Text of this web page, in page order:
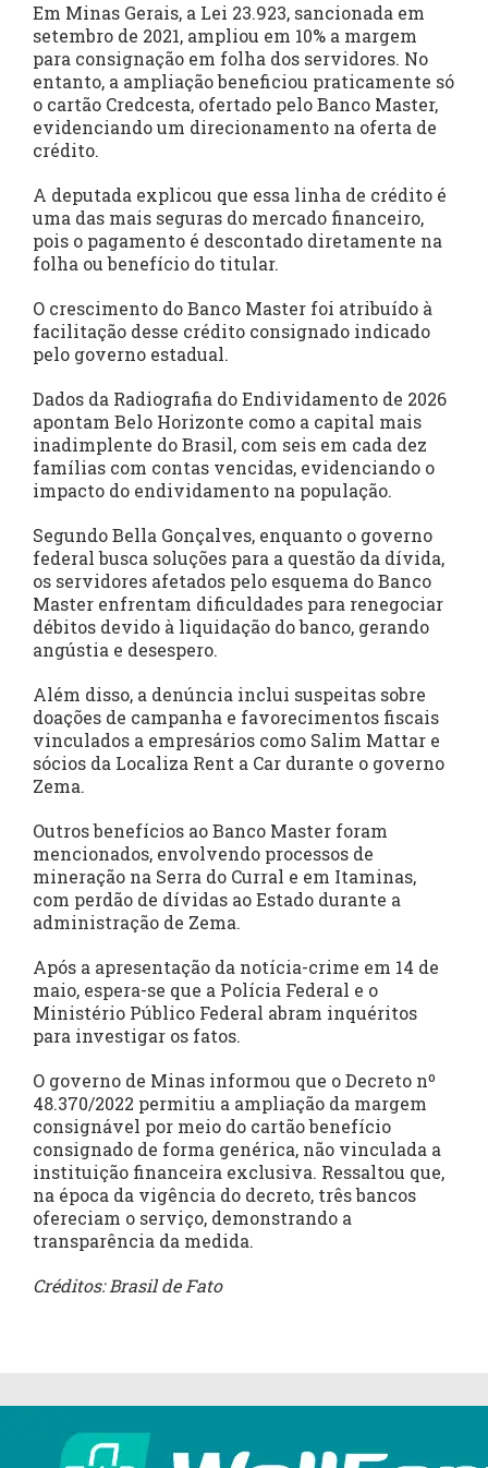
Em Minas Gerais, a Lei 23.923, sancionada em
setembro de 2021, ampliou em 10% a margem
para consignação em folha dos servidores. No
entanto, a ampliação beneficiou praticamente só
o cartão Credcesta, ofertado pelo Banco Master,
evidenciando um direcionamento na oferta de
crédito.
A deputada explicou que essa linha de crédito é
uma das mais seguras do mercado financeiro,
pois o pagamento é descontado diretamente na
folha ou benefício do titular.
O crescimento do Banco Master foi atribuído à
facilitação desse crédito consignado indicado
pelo governo estadual.
Dados da Radiografia do Endividamento de 2026
apontam Belo Horizonte como a capital mais
inadimplente do Brasil, com seis em cada dez
famílias com contas vencidas, evidenciando o
impacto do endividamento na população.
Segundo Bella Gonçalves, enquanto o governo
federal busca soluções para a questão da dívida,
os servidores afetados pelo esquema do Banco
Master enfrentam dificuldades para renegociar
débitos devido à liquidação do banco, gerando
angústia e desespero.
Além disso, a denúncia inclui suspeitas sobre
doações de campanha e favorecimentos fiscais
vinculados a empresários como Salim Mattar e
sócios da Localiza Rent a Car durante o governo
Zema.
Outros benefícios ao Banco Master foram
mencionados, envolvendo processos de
mineração na Serra do Curral e em Itaminas,
com perdão de dívidas ao Estado durante a
administração de Zema.
Após a apresentação da notícia-crime em 14 de
maio, espera-se que a Polícia Federal e o
Ministério Público Federal abram inquéritos
para investigar os fatos.
O governo de Minas informou que o Decreto nº
48.370/2022 permitiu a ampliação da margem
consignável por meio do cartão benefício
consignado de forma genérica, não vinculada a
instituição financeira exclusiva. Ressaltou que,
na época da vigência do decreto, três bancos
ofereciam o serviço, demonstrando a
transparência da medida.
Créditos: Brasil de Fato